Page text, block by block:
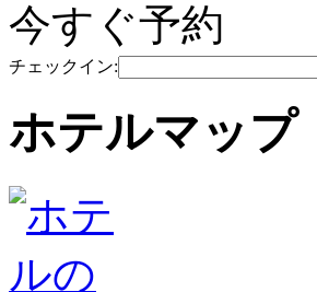
今すぐ予約
チェックイン:
ホテルマップ